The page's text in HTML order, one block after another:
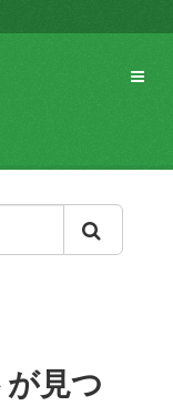
見つ